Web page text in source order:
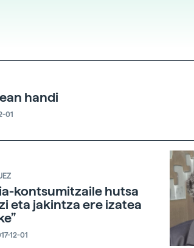
handi
01
kontsumitzaile hutsa
eta jakintza ere izatea
12-01